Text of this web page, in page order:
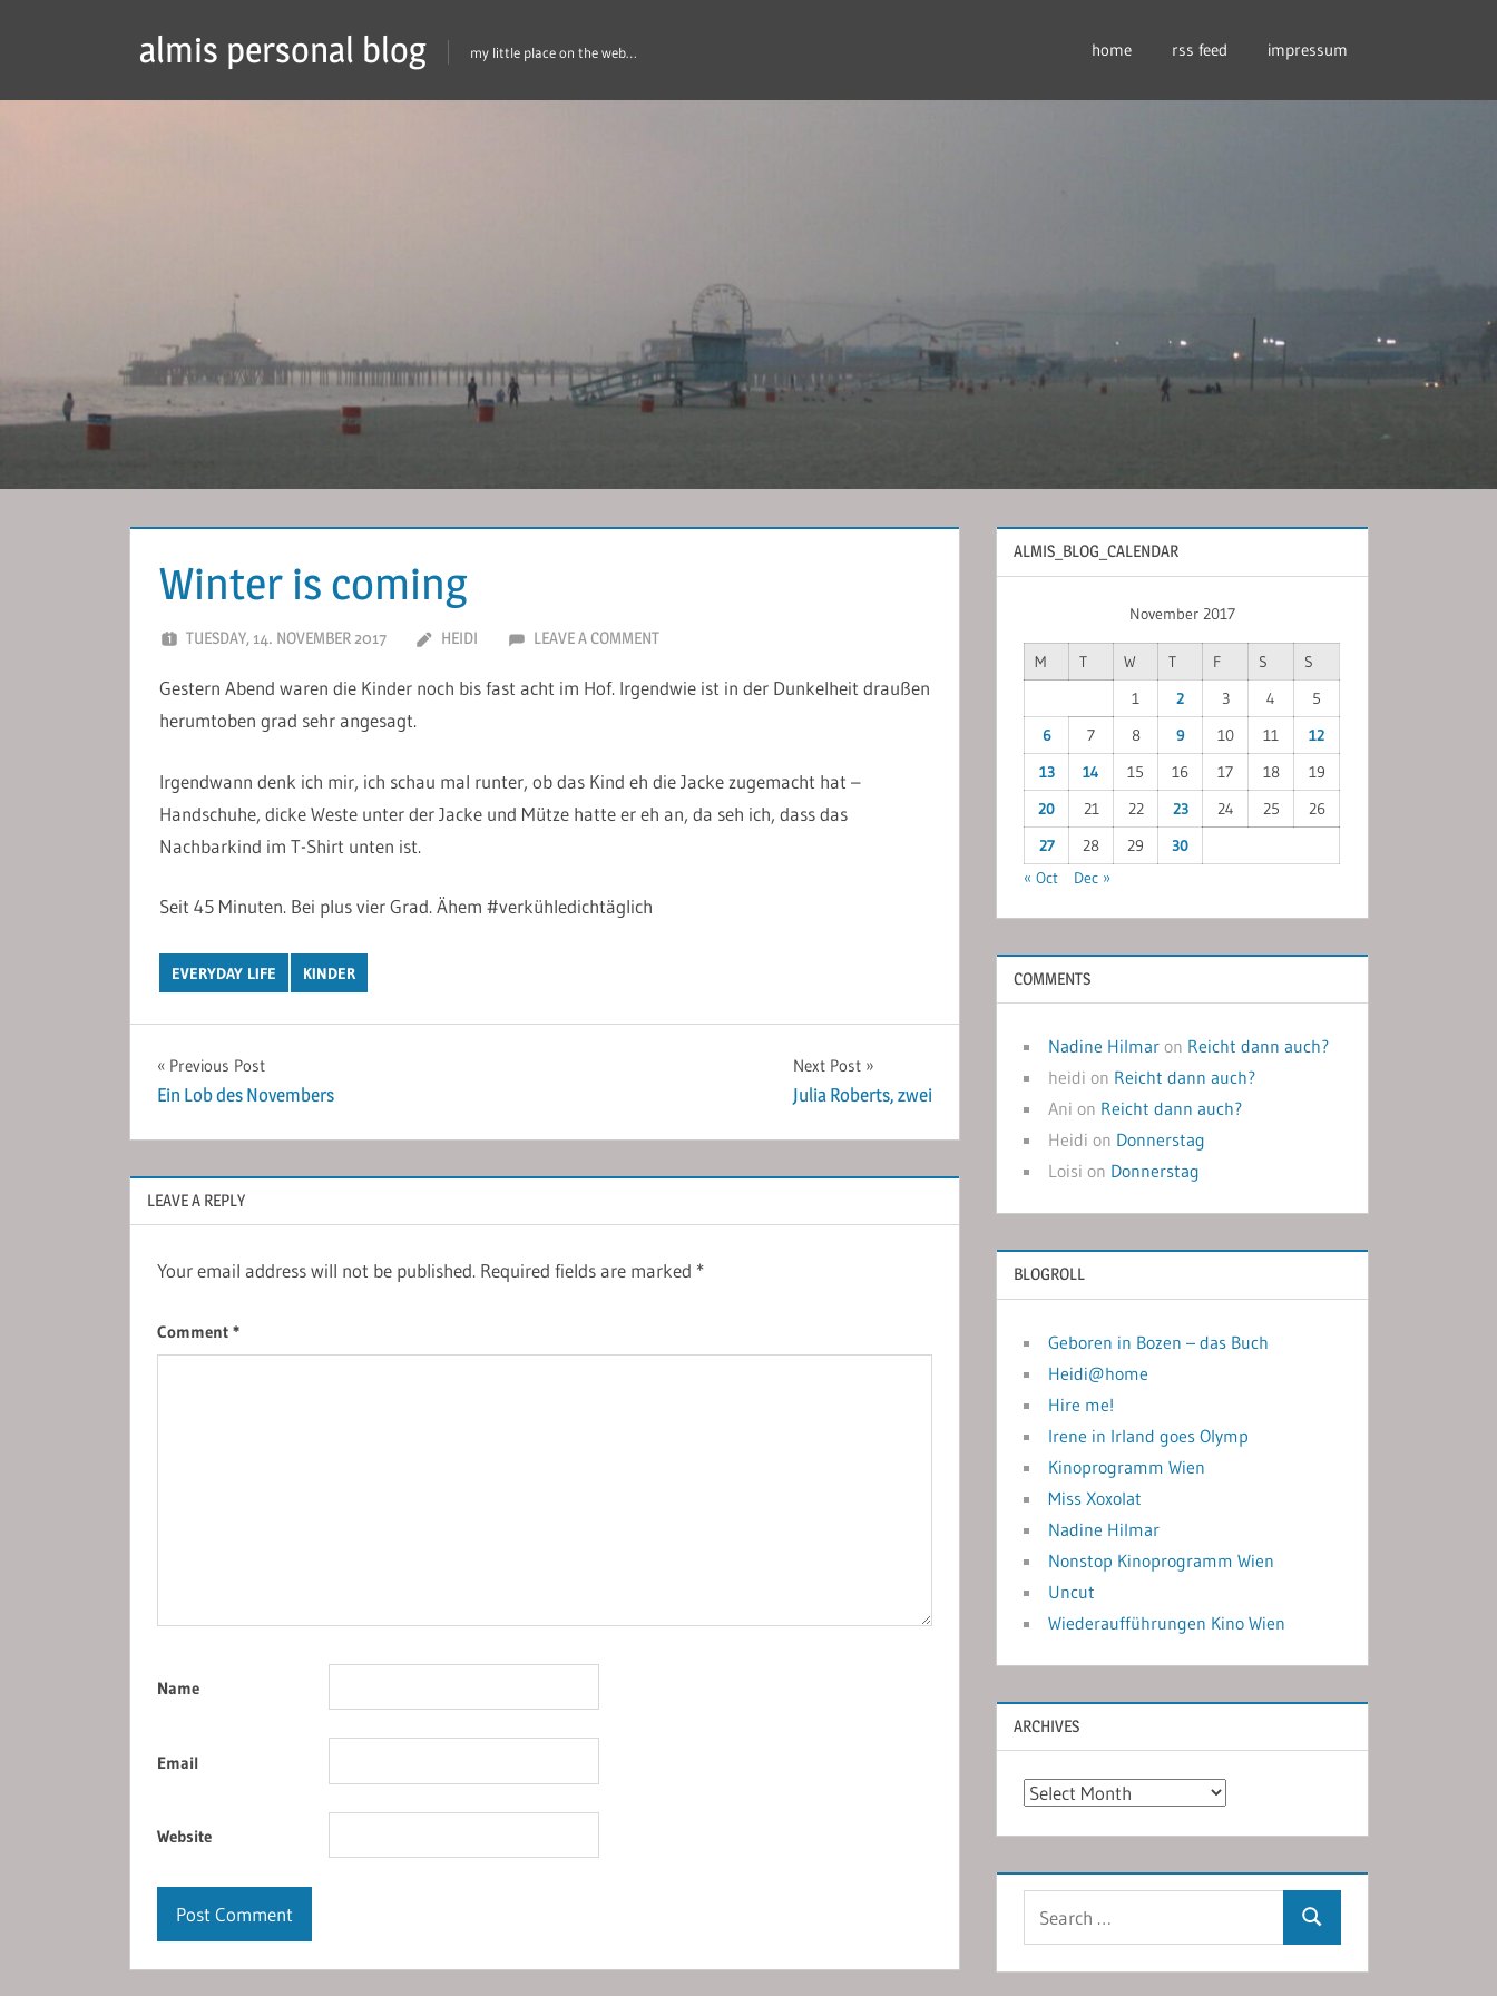
almis personal blog my little place on the web… home rss feed impressum
Winter is coming
TUESDAY, 14. NOVEMBER 2017 HEIDI LEAVE A COMMENT
Gestern Abend waren die Kinder noch bis fast acht im Hof. Irgendwie ist in der Dunkelheit draußen
herumtoben grad sehr angesagt.
Irgendwann denk ich mir, ich schau mal runter, ob das Kind eh die Jacke zugemacht hat –
Handschuhe, dicke Weste unter der Jacke und Mütze hatte er eh an, da seh ich, dass das
Nachbarkind im T-Shirt unten ist.
Seit 45 Minuten. Bei plus vier Grad. Ähem #verkühledichtäglich
EVERYDAY LIFE KINDER
Post
navigation
Previous Post
Ein Lob des Novembers
Next Post
Julia Roberts, zwei
LEAVE A REPLY
Your email address will not be published. Required fields are marked *
Comment *
Name
Email
Website
ALMIS_BLOG_CALENDAR
November 2017
M T W T F S
S
1
2 3 4
5
6
7 8 9 10 11
12
13
14 15 16 17 18
19
20
21 22 23 24 25
26
27
28 29
30
« Oct
Dec »
COMMENTS
Nadine Hilmar on Reicht dann auch?
heidi on Reicht dann auch?
Ani on Reicht dann auch?
Heidi on Donnerstag
Loisi on Donnerstag
BLOGROLL
Geboren in Bozen – das Buch
Heidi@home
Hire me!
Irene in Irland goes Olymp
Kinoprogramm Wien
Miss Xoxolat
Nadine Hilmar
Nonstop Kinoprogramm Wien
Uncut
Wiederaufführungen Kino Wien
ARCHIVES
Archives
Search